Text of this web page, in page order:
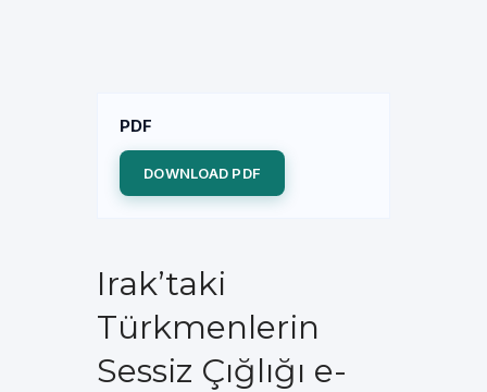
PDF
DOWNLOAD PDF
Irak’taki
Türkmenlerin
Sessiz Çığlığı e-